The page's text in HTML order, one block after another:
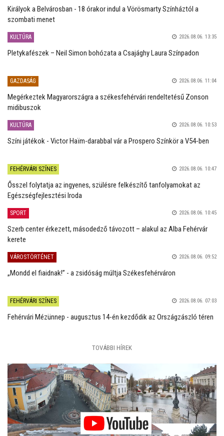
Királyok a Belvárosban - 18 órakor indul a Vörösmarty Színháztól a
szombati menet
KULTÚRA 2026.08.06. 13:35
Pletykafészek – Neil Simon bohózata a Csajághy Laura Színpadon
GAZDASÁG 2026.08.06. 11:04
Megérkeztek Magyarországra a székesfehérvári rendeltetésű Zonson
midibuszok
KULTÚRA 2026.08.06. 10:53
Színi játékok - Victor Haïm-darabbal vár a Prospero Színkör a V54-ben
FEHÉRVÁRI SZÍNES 2026.08.06. 10:47
Ősszel folytatja az ingyenes, szülésre felkészítő tanfolyamokat az
Egészségfejlesztési Iroda
SPORT 2026.08.06. 10:45
Szerb center érkezett, másodedző távozott – alakul az Alba Fehérvár
kerete
VÁROSTÖRTÉNET 2026.08.06. 09:52
„Mondd el fiaidnak!” - a zsidóság múltja Székesfehérváron
FEHÉRVÁRI SZÍNES 2026.08.06. 07:03
Fehérvári Mézünnep - augusztus 14-én kezdődik az Országzászló téren
TOVÁBBI HÍREK